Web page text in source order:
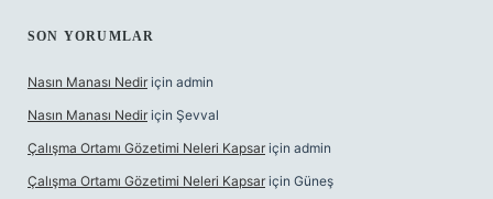
SON YORUMLAR
Nasın Manası Nedir için admin
Nasın Manası Nedir için Şevval
Çalışma Ortamı Gözetimi Neleri Kapsar için admin
Çalışma Ortamı Gözetimi Neleri Kapsar için Güneş